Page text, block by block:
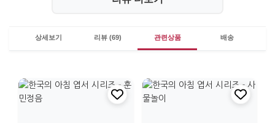
상세보기 리뷰 (69) 관련상품 배송